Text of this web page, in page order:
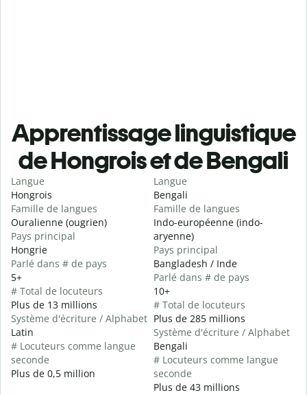
Apprentissage linguistique
de Hongrois et de Bengali
Langue
Hongrois
Famille de langues
Ouralienne (ougrien)
Pays principal
Hongrie
Parlé dans # de pays
5+
# Total de locuteurs
Plus de 13 millions
Système d'écriture / Alphabet
Latin
# Locuteurs comme langue
seconde
Plus de 0,5 million
Langue
Bengali
Famille de langues
Indo-européenne (indo-
aryenne)
Pays principal
Bangladesh / Inde
Parlé dans # de pays
10+
# Total de locuteurs
Plus de 285 millions
Système d'écriture / Alphabet
Bengali
# Locuteurs comme langue
seconde
Plus de 43 millions